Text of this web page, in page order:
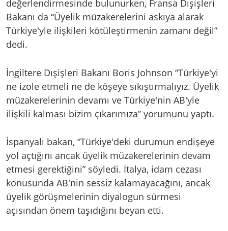
değerlendirmesinde bulunurken, Fransa Dışişleri
Bakanı da “Üyelik müzakerelerini askıya alarak
Türkiye'yle ilişkileri kötüleştirmenin zamanı değil”
dedi.
İngiltere Dışişleri Bakanı Boris Johnson “Türkiye'yi
ne izole etmeli ne de köşeye sıkıştırmalıyız. Üyelik
müzakerelerinin devamı ve Türkiye'nin AB'yle
ilişkili kalması bizim çıkarımıza” yorumunu yaptı.
İspanyalı bakan, “Türkiye'deki durumun endişeye
yol açtığını ancak üyelik müzakerelerinin devam
etmesi gerektiğini” söyledi. İtalya, idam cezası
konusunda AB'nin sessiz kalamayacağını, ancak
üyelik görüşmelerinin diyalogun sürmesi
açısından önem taşıdığını beyan etti.